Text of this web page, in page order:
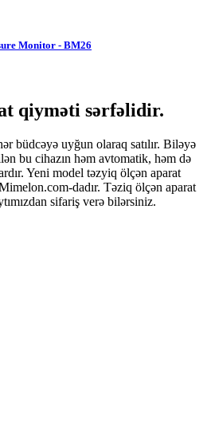
Monitor - BM26
qiyməti sərfəlidir.
büdcəyə uyğun olaraq satılır. Biləyə
bu cihazın həm avtomatik, həm də
Yeni model təzyiq ölçən aparat
dadır. Təziq ölçən aparat
sifariş verə bilərsiniz.